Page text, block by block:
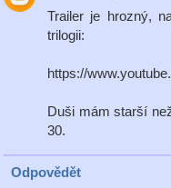
Trailer je hrozný,
trilogii:
https://
Duši mám starší
30.
Odpovědět